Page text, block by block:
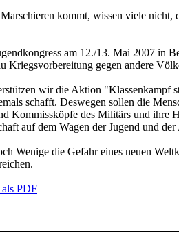
kommt, wissen viele
am 12./13. Mai 2007 in
Kriegsvorbereitung gegen andere
wir die Aktion "Klassenkampf
schafft. Deswegen sollen die
Kommissköpfe des Militärs und ihre
auf dem Wagen der Jugend und der
Wenige die Gefahr eines neuen
als PDF